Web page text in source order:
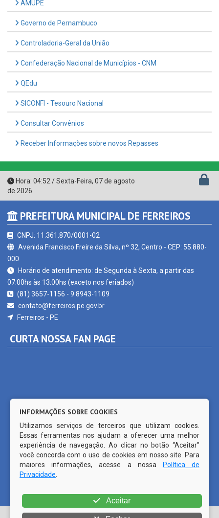
Governo de Pernambuco
Controladoria-Geral da União
Confederação Nacional de Municípios - CNM
QEdu
SICONFI - Tesouro Nacional
Consultar Convênios
Receber Informações sobre novos Repasses
Hora:04:52/Sexta-Feira,07 de agosto
de 2026
PREFEITURA MUNICIPAL DE FERREIROS
CNPJ: 11.361.870/0001-02
000
Horário de atendimento: de Segunda à Sexta, a partir das
contato@ferreiros.pe.gov.br
Ferreiros - PE
CURTA NOSSA FAN PAGE
© Copyright 2026 Prefeitura Municipal de Ferreiros | Todos os
direitos reservados | | CMS código aberto WordPress |
INFORMAÇÕES SOBRE COOKIES
Utilizamos serviços de terceiros que utilizam cookies.
Essas ferramentas nos ajudam a oferecer uma melhor
experiência de navegação. Ao clicar no botão “Aceitar”
você concorda com o uso de cookies em nosso site. Para
maiores informações, acesse a nossa
Política de
Privacidade
Aceitar